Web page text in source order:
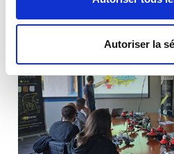
Autoriser la
Flexible Butane-Propane,…